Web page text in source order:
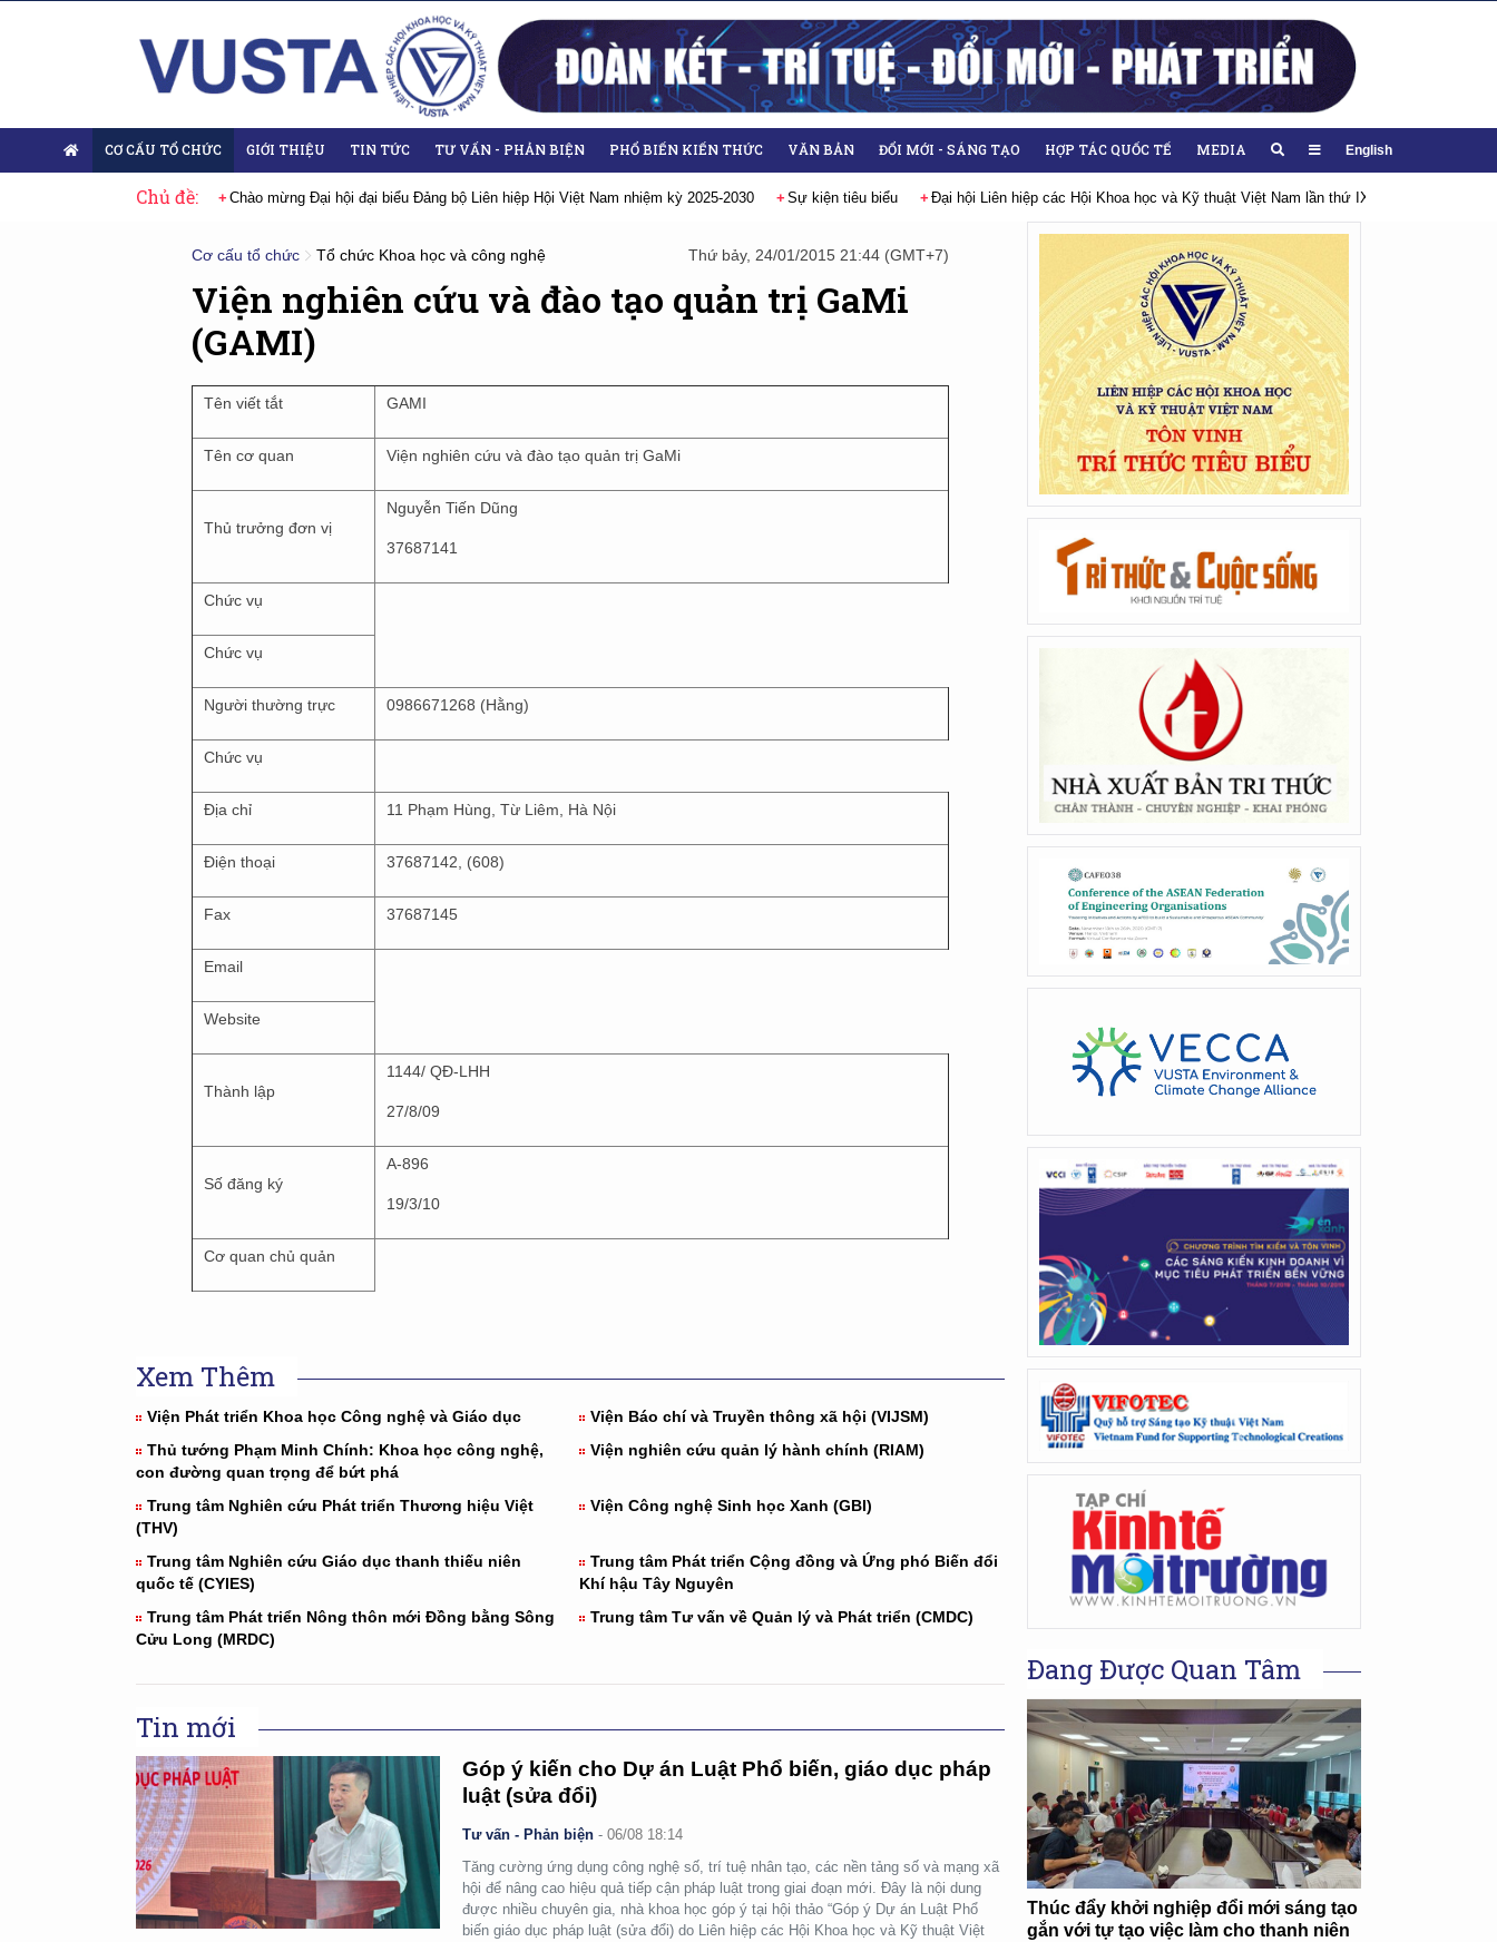
CƠ CẤU TỔ CHỨC GIỚI THIỆU TIN TỨC TƯ VẤN - PHẢN BIỆN PHỔ BIẾN KIẾN THỨC VĂN BẢN ĐỔI MỚI - SÁNG TẠO HỢP TÁC QUỐC TẾ MEDIA English
Chủ đề:
hội lần thứ XIV của Đảng Chào mừng Đại hội đại biểu Đảng bộ Liên hiệp Hội Việt Nam nhiệm kỳ 2025-2030 Sự kiện tiêu biểu Đại hội Liên hiệp các Hội Khoa học và Kỹ thuật Việt Nam lần thứ IX, nhiệm kỳ 2026-
Cơ cấu tổ chức Tổ chức Khoa học và công nghệ Thứ bảy, 24/01/2015 21:44 (GMT+7)
Viện nghiên cứu và đào tạo quản trị GaMi
(GAMI)
Tên viết tắt GAMI
Tên cơ quan Viện nghiên cứu và đào tạo quản trị GaMi
Thủ trưởng đơn vị
Nguyễn Tiến Dũng
37687141
Chức vụ
Chức vụ
Người thường trực 0986671268 (Hằng)
Chức vụ
Địa chỉ 11 Phạm Hùng, Từ Liêm, Hà Nội
Điện thoại 37687142, (608)
Fax 37687145
Email
Website
Thành lập
1144/ QĐ-LHH
27/8/09
Số đăng ký
A-896
19/3/10
Cơ quan chủ quản
Xem Thêm
Viện Phát triển Khoa học Công nghệ và Giáo dục
Viện Báo chí và Truyền thông xã hội (VIJSM)
Thủ tướng Phạm Minh Chính: Khoa học công nghệ,
con đường quan trọng để bứt phá
Viện nghiên cứu quản lý hành chính (RIAM)
Trung tâm Nghiên cứu Phát triển Thương hiệu Việt
(THV)
Viện Công nghệ Sinh học Xanh (GBI)
Trung tâm Nghiên cứu Giáo dục thanh thiếu niên
quốc tế (CYIES)
Trung tâm Phát triển Cộng đồng và Ứng phó Biến đổi
Khí hậu Tây Nguyên
Trung tâm Phát triển Nông thôn mới Đồng bằng Sông
Cửu Long (MRDC)
Trung tâm Tư vấn về Quản lý và Phát triển (CMDC)
Tin mới
Góp ý kiến cho Dự án Luật Phổ biến, giáo dục pháp
luật (sửa đổi)
Tư vấn - Phản biện -06/08 18:14
Tăng cường ứng dụng công nghệ số, trí tuệ nhân tạo, các nền tảng số và mạng xã
hội để nâng cao hiệu quả tiếp cận pháp luật trong giai đoạn mới. Đây là nội dung
được nhiều chuyên gia, nhà khoa học góp ý tại hội thảo “Góp ý Dự án Luật Phổ
biến giáo dục pháp luật (sửa đổi) do Liên hiệp các Hội Khoa học và Kỹ thuật Việt
Đang Được Quan Tâm
Thúc đẩy khởi nghiệp đổi mới sáng tạo
gắn với tự tạo việc làm cho thanh niên